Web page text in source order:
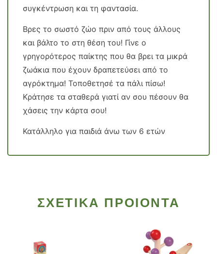
συγκέντρωση και τη φαντασία.
Βρες το σωστό ζώο πριν από τους άλλους
και βάλτο το στη θέση του! Γίνε ο
γρηγορότερος παίκτης που θα βρει τα μικρά
ζωάκια που έχουν δραπετεύσει από το
αγρόκτημα! Τοποθετησέ τα πάλι πίσω!
Κράτησε τα σταθερά γιατί αν σου πέσουν θα
χάσεις την κάρτα σου!
Κατάλληλο για παιδιά άνω των 6 ετών
ΣΧΕΤΙΚΑ ΠΡΟΙΟΝΤΑ